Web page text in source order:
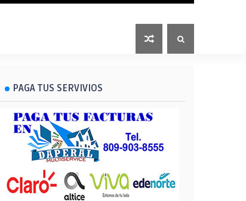
PAGA TUS SERVIVIOS